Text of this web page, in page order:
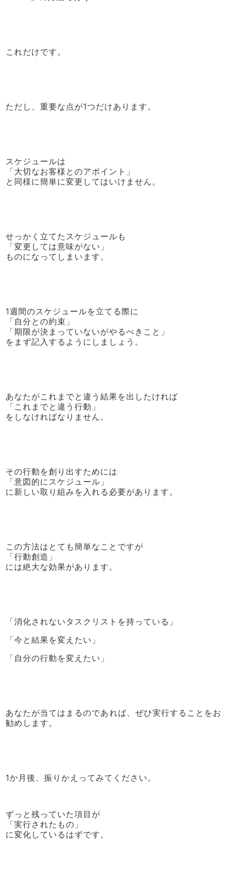
これだけです。
ただし、重要な点が1つだけあります。
スケジュールは
「大切なお客様とのアポイント」
と同様に簡単に変更してはいけません。
せっかく立てたスケジュールも
「変更しては意味がない」
ものになってしまいます。
1週間のスケジュールを立てる際に
「自分との約束」
「期限が決まっていないがやるべきこと」
をまず記入するようにしましょう。
あなたがこれまでと違う結果を出したければ
「これまでと違う行動」
をしなければなりません。
その行動を創り出すためには
「意図的にスケジュール」
に新しい取り組みを入れる必要があります。
この方法はとても簡単なことですが
「行動創造」
には絶大な効果があります。
「消化されないタスクリストを持っている」
「今と結果を変えたい」
「自分の行動を変えたい」
あなたが当てはまるのであれば、ぜひ実行することをお
勧めします。
1か月後、振りかえってみてください。
ずっと残っていた項目が
「実行されたもの」
に変化しているはずです。